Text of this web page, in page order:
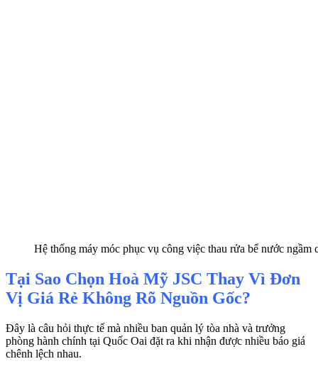
Hệ thống máy móc phục vụ công việc thau rửa bể nước ngầm
Tại Sao Chọn Hoà Mỹ JSC Thay Vì Đơn
Vị Giá Rẻ Không Rõ Nguồn Gốc?
Đây là câu hỏi thực tế mà nhiều ban quản lý tòa nhà và trưởng
phòng hành chính tại Quốc Oai đặt ra khi nhận được nhiều báo giá
chênh lệch nhau.